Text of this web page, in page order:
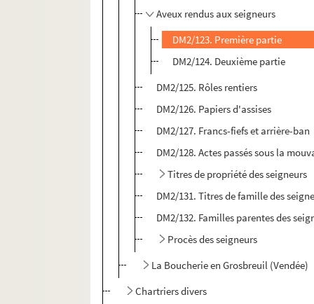
Aveux rendus aux seigneurs
DM2/123. Première partie
DM2/124. Deuxième partie
DM2/125. Rôles rentiers
DM2/126. Papiers d'assises
DM2/127. Francs-fiefs et arrière-ban
DM2/128. Actes passés sous la
Titres de propriété des seigneurs
DM2/131. Titres de famille des
DM2/132. Familles parentes des
Procès des seigneurs
La Boucherie en Grosbreuil (Vendée)
Chartriers divers